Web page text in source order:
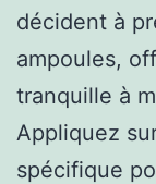
décident à
ampoules,
tranquille à
Appliquez
spécifique